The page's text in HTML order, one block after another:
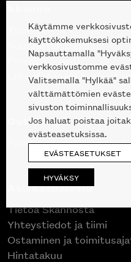
Tuotteet
Suunnittelupalvelu
Projektimyynti
Liike Helsingin
Outlet
Poistuvat mallikappaleet
Asiakaspalvelu
Tietoa Skannosta
Yhteystiedot ja tiimi
Ostaminen ja
Hintatakuu
Käytämme
käyttökokemuksesi
Napsauttamalla
verkkosivustomme
Valitsemalla "Hylkää"
välttämättömien
sivuston
Jos haluat poistaa
evästeasetuksissa.
EVÄSTEASETUKSET
HYVÄKSY